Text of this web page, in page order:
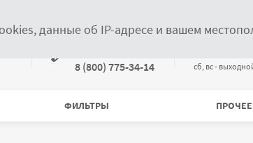
8 (800) 775-34-14
cб, вс -
ФИЛЬТРЫ
данные об IP-адресе и вашем